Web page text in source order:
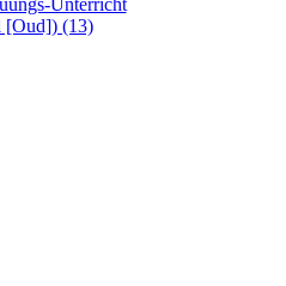
[Oud]) (13)